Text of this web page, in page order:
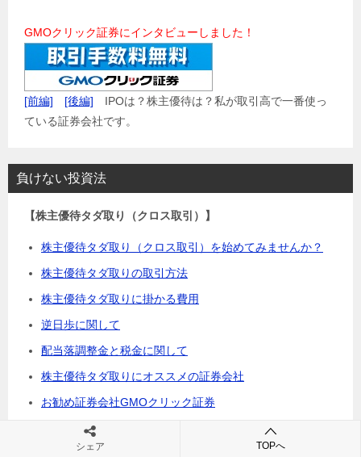
GMOクリック証券にインタビューしました！
[前編] [後編] IPOは？株主優待は？私が取引高で一番使っ
ている証券会社です。
負けない投資法
【株主優待タダ取り（クロス取引）】
株主優待タダ取り（クロス取引）を始めてみませんか？
株主優待タダ取りの取引方法
株主優待タダ取りに掛かる費用
逆日歩に関して
配当落調整金と税金に関して
株主優待タダ取りにオススメの証券会社
お勧め証券会社GMOクリック証券
信用取引手数料無料。SMBC日興証券活用
もっと手数料節約に。ライブスター証券活用
シェア TOPへ